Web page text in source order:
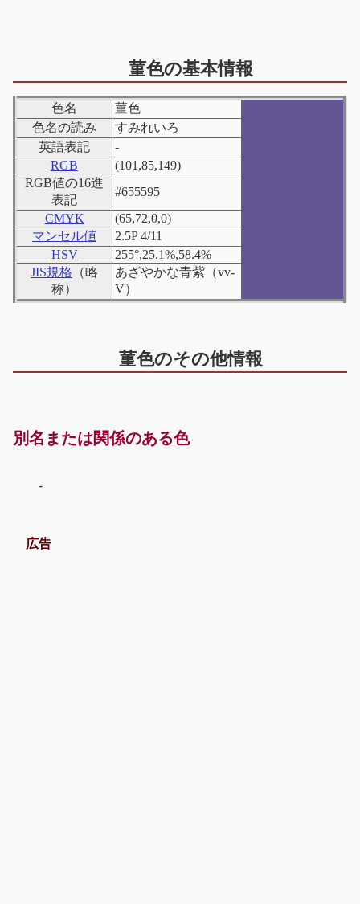
菫色の基本情報
色名 菫色
色名の読み
すみれいろ
英語表記
-
RGB
(101,85,149)
RGB値の16進
表記
#655595
CMYK
(65,72,0,0)
マンセル値
2.5P 4/11
HSV
255°,25.1%,58.4%
JIS規格 （略
称）
あざやかな青紫（vv-
V）
菫色のその他情報
別名または関係のある色
-
広告